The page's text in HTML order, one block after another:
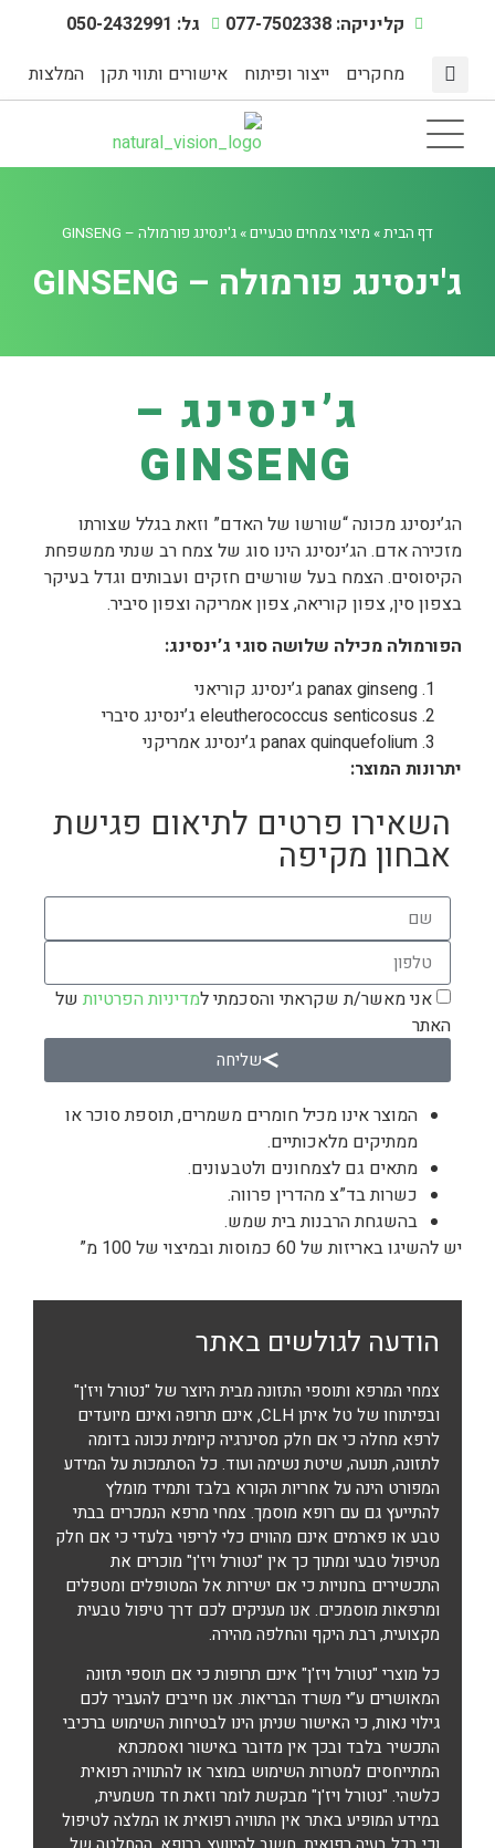
קליניקה: 077-7502338
גל: 050-2432991
מחקרים
ייצור ופיתוח אישורים ותווי תקן המלצות
דף הבית» מיצוי צמחים טבעיים»ג'ינסינג פורמולה – GINSENG
ג'ינסינג פורמולה – GINSENG
ג’ינסינג –
GINSENG
הג’ינסינג מכונה “שורשו של האדם” וזאת בגלל שצורתו
מזכירה אדם. הג’ינסינג הינו סוג של צמח רב שנתי ממשפחת
הקיסוסים. הצמח בעל שורשים חזקים ועבותים וגדל בעיקר
בצפון סין, צפון קוריאה, צפון אמריקה וצפון סיביר.
הפורמולה מכילה שלושה סוגי ג’ינסינג:
panax ginseng ג’ינסינג קוריאני
eleutherococcus senticosus ג’ינסינג סיברי
panax quinquefolium ג’ינסינג אמריקני
יתרונות המוצר:
השאירו פרטים לתיאום פגישת
אבחון מקיפה
אני מאשר/ת שקראתי והסכמתי למדיניות הפרטיות של
האתר
שליחה
המוצר אינו מכיל חומרים משמרים, תוספת סוכר או
ממתיקים מלאכותיים.
מתאים גם לצמחונים ולטבעונים.
כשרות בד”צ מהדרין פרווה.
בהשגחת הרבנות בית שמש.
יש להשיגו באריזות של 60 כמוסות ובמיצוי של 100 מ”
הודעה לגולשים באתר
צמחי המרפא ותוספי התזונה מבית היוצר של "נטורל ויז'ן"
ובפיתוחו של טל איתן CLH, אינם תרופה ואינם מיועדים
לרפא מחלה כי אם חלק מסינרגיה קיומית נכונה בדומה
לתזונה, תנועה, שיטת נשימה ועוד. כל הסתמכות על המידע
המפורט הינה על אחריות הקורא בלבד ותמיד מומלץ
להתייעץ גם עם רופא מוסמך. צמחי מרפא הנמכרים בבתי
טבע או פארמים אינם מהווים כלי לריפוי בלעדי כי אם חלק
מטיפול טבעי ומתוך כך אין "נטורל ויז'ן" מוכרים את
התכשירים בחנויות כי אם ישירות אל המטופלים ומטפלים
ומרפאות מוסמכים. אנו מעניקים לכם דרך טיפול טבעית
מקצועית, רבת היקף והחלפה מהירה.
כל מוצרי "נטורל ויז'ן" אינם תרופות כי אם תוספי תזונה
המאושרים ע”י משרד הבריאות. אנו חייבים להעביר לכם
גילוי נאות, כי האישור שניתן הינו לבטיחות השימוש ברכיבי
התכשיר בלבד ובכך אין מדובר באישור ואסמכתא
המתייחסים למטרות השימוש במוצר או להתוויה רפואית
כלשהי. "נטורל ויז'ן" מבקשת לומר וזאת חד משמעית,
במידע המופיע באתר אין התוויה רפואית או המלצה לטיפול